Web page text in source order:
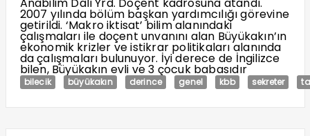
2007 yılında bölüm başkan yardımcılığı görevine
getirildi. ‘Makro iktisat’ bilim alanındaki
çalışmaları ile doçent unvanını alan Büyükakın’ın
ekonomik krizler ve istikrar politikaları alanında
da çalışmaları bulunuyor. İyi derece de İngilizce
bilen, Büyükakın evli ve 3 çocuk babasıdır
bilecik büyükakın derince genel kbb sekreter